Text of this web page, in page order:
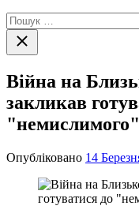
Пошук:
Закрити
пошук
Війна на
закликав
"немислимого"
Опубліковано 14